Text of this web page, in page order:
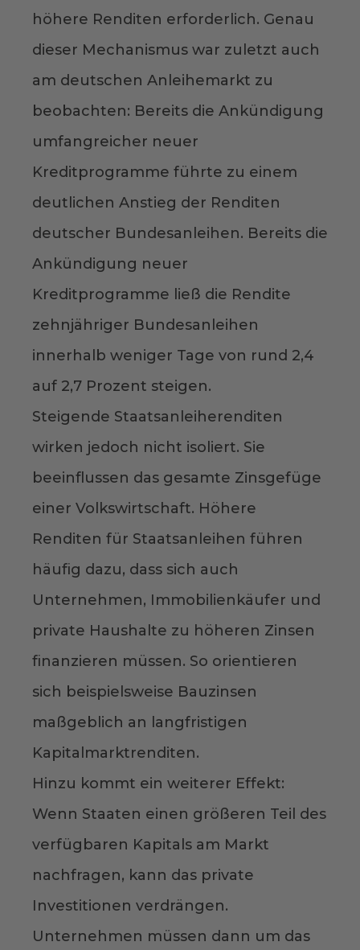
höhere Renditen erforderlich. Genau
dieser Mechanismus war zuletzt auch
am deutschen Anleihemarkt zu
beobachten: Bereits die Ankündigung
umfangreicher neuer
Kreditprogramme führte zu einem
deutlichen Anstieg der Renditen
deutscher Bundesanleihen. Bereits die
Ankündigung neuer
Kreditprogramme ließ die Rendite
zehnjähriger Bundesanleihen
innerhalb weniger Tage von rund 2,4
auf 2,7 Prozent steigen.
Steigende Staatsanleiherenditen
wirken jedoch nicht isoliert. Sie
beeinflussen das gesamte Zinsgefüge
einer Volkswirtschaft. Höhere
Renditen für Staatsanleihen führen
häufig dazu, dass sich auch
Unternehmen, Immobilienkäufer und
private Haushalte zu höheren Zinsen
finanzieren müssen. So orientieren
sich beispielsweise Bauzinsen
maßgeblich an langfristigen
Kapitalmarktrenditen.
Hinzu kommt ein weiterer Effekt:
Wenn Staaten einen größeren Teil des
verfügbaren Kapitals am Markt
nachfragen, kann das private
Investitionen verdrängen.
Unternehmen müssen dann um das